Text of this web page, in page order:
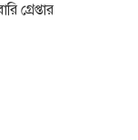
গ্রেপ্তার